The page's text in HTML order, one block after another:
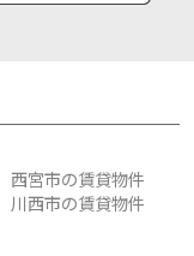
西宮市の賃貸物件
川西市の賃貸物件